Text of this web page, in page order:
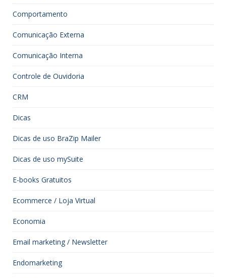
Comportamento
Comunicação Externa
Comunicação Interna
Controle de Ouvidoria
CRM
Dicas
Dicas de uso BraZip Mailer
Dicas de uso mySuite
E-books Gratuitos
Ecommerce / Loja Virtual
Economia
Email marketing / Newsletter
Endomarketing